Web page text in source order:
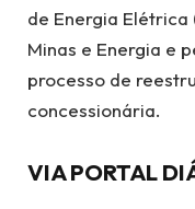
de Energia Elétrica
Minas e Energia e
processo de
concessionária.
VIA PORTAL